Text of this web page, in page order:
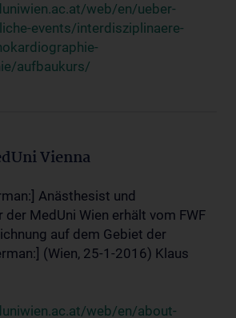
web/en/ueber-
events/interdisziplinaere-
aufbaukurs/
Vienna
Anästhesist und
MedUni Wien erhält vom FWF
auf dem Gebiet der
(Wien, 25-1-2016) Klaus
web/en/about-